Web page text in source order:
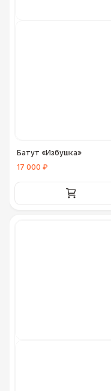
Батут «Избушка»
17 000 ₽